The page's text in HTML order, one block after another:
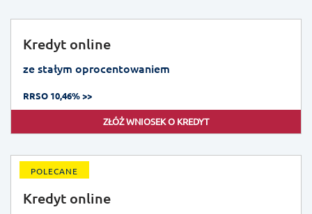
Kredyt online
ze stałym oprocentowaniem
RRSO 10,46% >>
ZŁÓŻ WNIOSEK O KREDYT
POLECANE
Kredyt online